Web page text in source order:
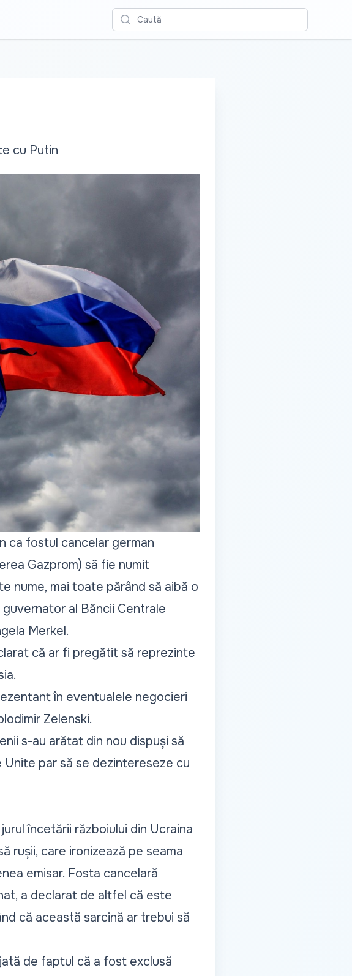
Caută
cu Putin
ca fostul cancelar german
Gazprom) să fie numit
nume, mai toate părând să aibă o
al Băncii Centrale
Merkel.
că ar fi pregătit să reprezinte
în eventualele negocieri
Zelenski.
s-au arătat din nou dispuși să
Unite par să se dezintereseze cu
încetării războiului din Ucraina
rușii, care ironizează pe seama
emisar. Fosta cancelară
a declarat de altfel că este
că această sarcină ar trebui să
de faptul că a fost exclusă